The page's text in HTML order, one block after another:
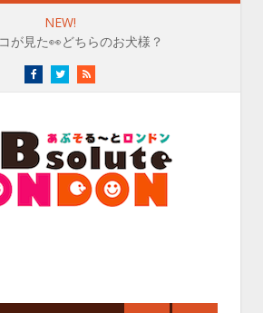
NEW!
が見た👀どちらのお犬様？
FacebookTwitterRSS